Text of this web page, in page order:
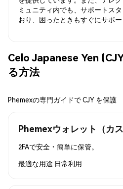
ミュニティ内でも、サポートス
おり、困ったときもすぐにサポー
Celo Japanese Yen
る方法
Phemexの専門ガイドで CJY を保護
Phemexウォレット（カス
2FAで安全・簡単に保管。
最適な用途 日常利用